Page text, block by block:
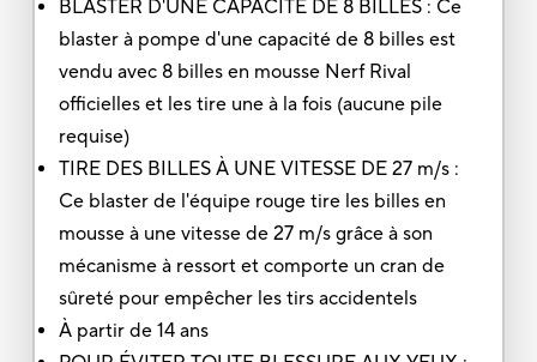
BLASTER D'UNE CAPACITÉ DE 8 BILLES : Ce
blaster à pompe d'une capacité de 8 billes est
vendu avec 8 billes en mousse Nerf Rival
officielles et les tire une à la fois (aucune pile
requise)
TIRE DES BILLES À UNE VITESSE DE 27 m/s :
Ce blaster de l'équipe rouge tire les billes en
mousse à une vitesse de 27 m/s grâce à son
mécanisme à ressort et comporte un cran de
sûreté pour empêcher les tirs accidentels
À partir de 14 ans